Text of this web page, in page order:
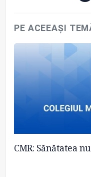
PE ACEEAȘI
CMR: Sănătatea